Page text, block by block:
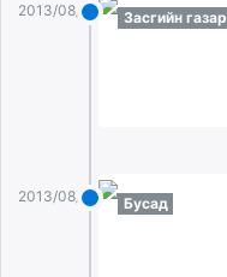
2013/08/02 Засгийн газар
2013/08/02 Бусад